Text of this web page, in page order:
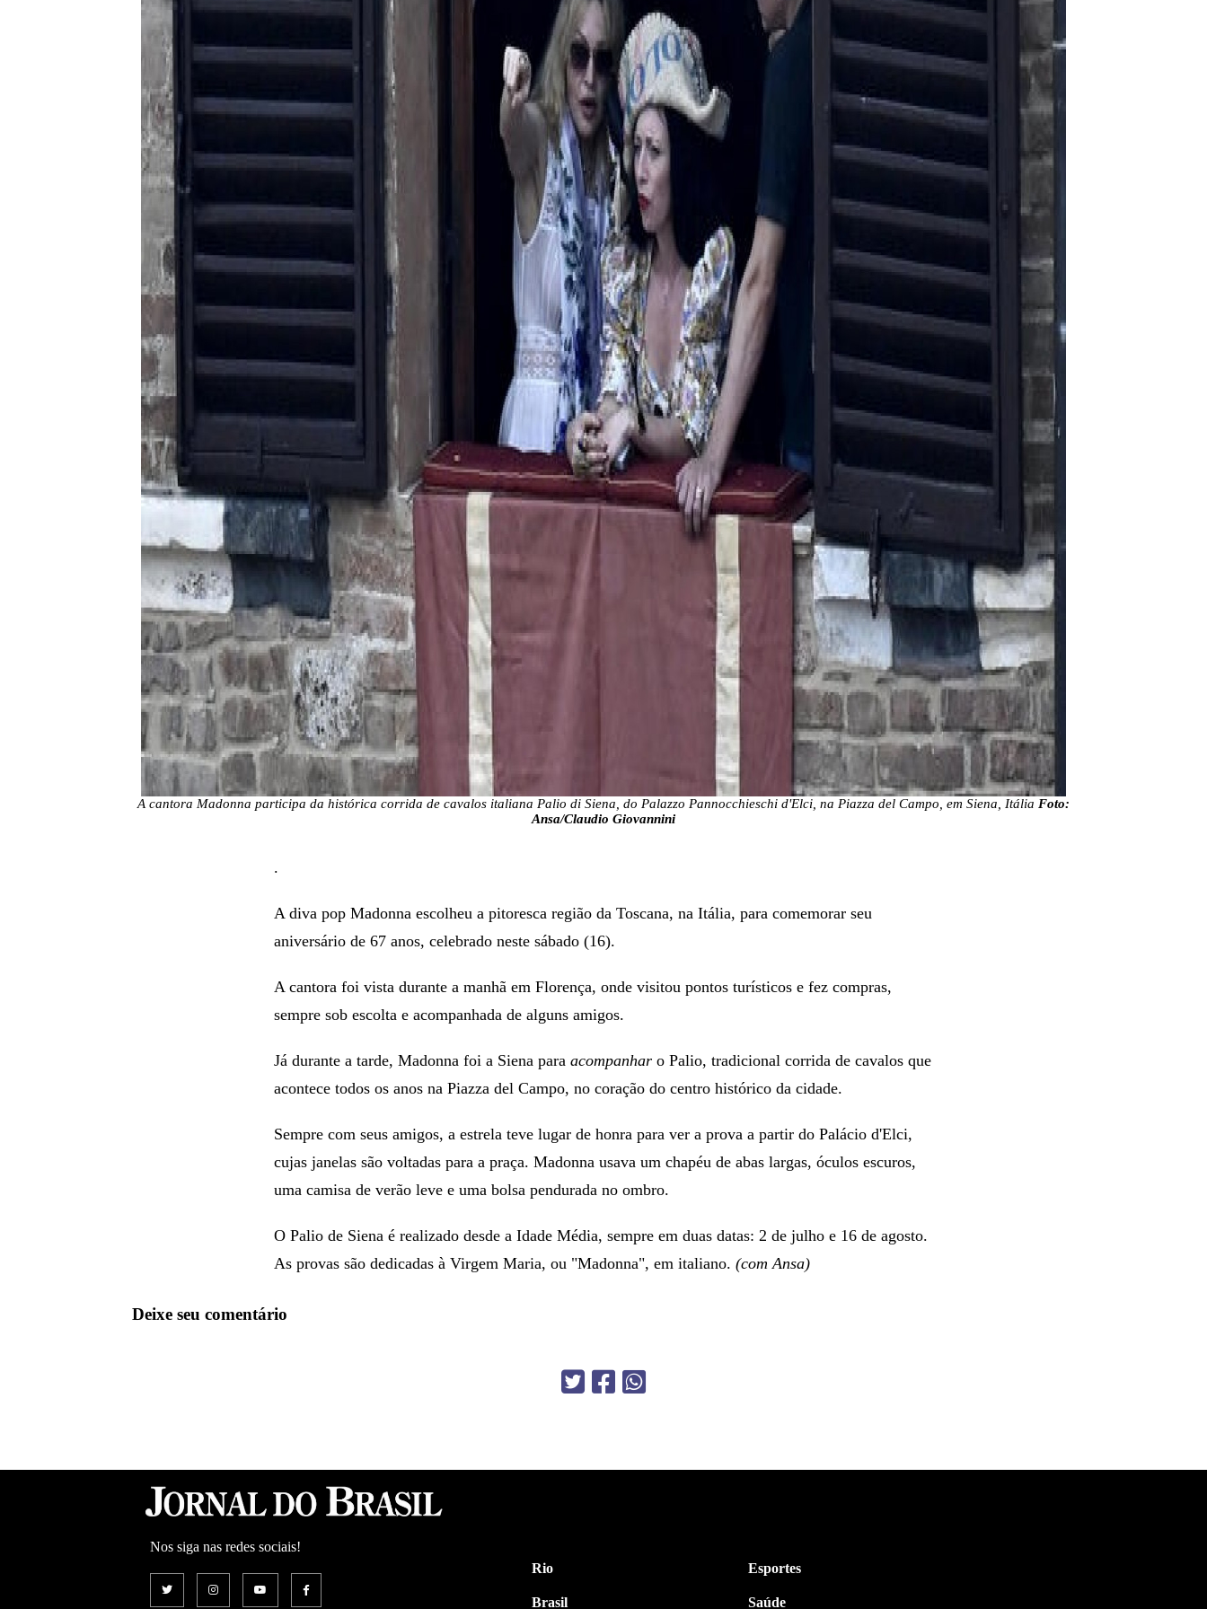
A cantora Madonna participa da histórica corrida de cavalos italiana Palio di Siena, do Palazzo Pannocchieschi d'Elci, na Piazza del Campo, em Siena, Itália Foto:
Ansa/Claudio Giovannini
.
A diva pop Madonna escolheu a pitoresca região da Toscana, na Itália, para comemorar seu
aniversário de 67 anos, celebrado neste sábado (16).
A cantora foi vista durante a manhã em Florença, onde visitou pontos turísticos e fez compras,
sempre sob escolta e acompanhada de alguns amigos.
Já durante a tarde, Madonna foi a Siena para acompanharo Palio, tradicional corrida de cavalos que
acontece todos os anos na Piazza del Campo, no coração do centro histórico da cidade.
Sempre com seus amigos, a estrela teve lugar de honra para ver a prova a partir do Palácio d'Elci,
cujas janelas são voltadas para a praça. Madonna usava um chapéu de abas largas, óculos escuros,
uma camisa de verão leve e uma bolsa pendurada no ombro.
O Palio de Siena é realizado desde a Idade Média, sempre em duas datas: 2 de julho e 16 de agosto.
As provas são dedicadas à Virgem Maria, ou "Madonna", em italiano. (com Ansa)
Deixe seu comentário
Nos siga nas redes sociais!
Rio
Brasil
Esportes
Saúde